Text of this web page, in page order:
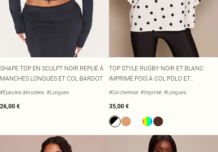
SHAPE TOP EN SCULPT NOIR REPLIÉ À
MANCHES LONGUES ET COL BARDOT
#Épaules dénudées #Longues
26,00 €
TOP STYLE RUGBY NOIR ET BLANC
IMPRIMÉ POIS À COL POLO ET
MANCHES LONGUES
#Col chemise #Imprimé #Longues
35,00 €